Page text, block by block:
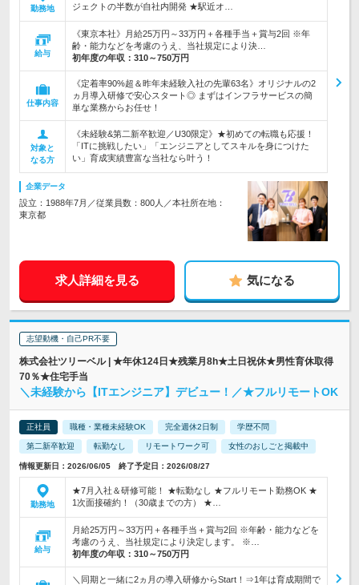
勤務地
ジェクトの半数が自社内開発 ★駅近オ…
給与
《東京本社》月給25万円～33万円＋各種手当＋賞与2回 ※年
齢・能力などを考慮のうえ、当社規定により決…
初年度の年収： 310～750万円
仕事内容
《定着率90%超＆昨年未経験入社の先輩63名》オリジナルの2
ヵ月導入研修で安心スタート◎ まずはインフラサービスの簡
単な業務からお任せ！
対象と
なる方
《未経験&第二新卒歓迎／U30限定》★初めての転職も応援！
「ITに挑戦したい」「エンジニアとしてスキルを身につけた
い」育成実績豊富な当社なら叶う！
企業データ
設立：1988年7月／従業員数：800人／本社所在地：
東京都
求人詳細を見る 気になる
志望動機・自己PR不要
株式会社ツリーベル | ★年休124日★残業月8h★土日祝休★男性育休取得
70％★住宅手当
＼未経験から【ITエンジニア】デビュー！／★フルリモートOK
正社員 職種・業種未経験OK 完全週休2日制 学歴不問
第二新卒歓迎 転勤なし リモートワーク可 女性のおしごと掲載中
情報更新日：2026/06/05 終了予定日：2026/08/27
勤務地
★7月入社＆研修可能！ ★転勤なし ★フルリモート勤務OK ★
1次面接確約！（30歳までの方） ★…
給与
月給25万円～33万円＋各種手当＋賞与2回 ※年齢・能力などを
考慮のうえ、当社規定により決定します。 ※…
初年度の年収： 310～750万円
＼同期と一緒に2ヵ月の導入研修からStart！⇒1年は育成期間で